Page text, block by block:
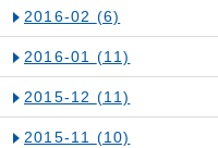
2016-02 (6)
2016-01 (11)
2015-12 (11)
2015-11 (10)